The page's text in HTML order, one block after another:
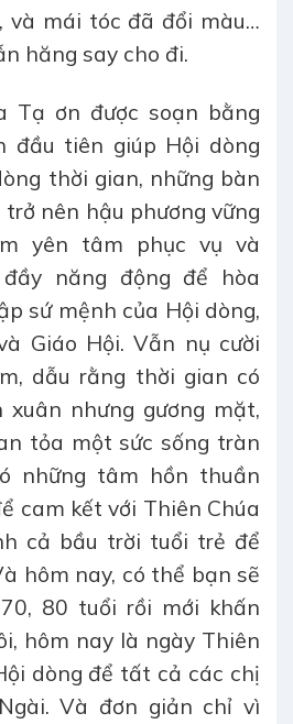
và mái tóc đã đổi màu…
hăng say cho đi.
Tạ ơn được soạn bằng
đầu tiên giúp Hội dòng
thời gian, những bàn
nên hậu phương vững
yên tâm phục vụ và
năng động để hòa
sứ mệnh của Hội dòng,
Giáo Hội. Vẫn nụ cười
dẫu rằng thời gian có
nhưng gương mặt,
tỏa một sức sống tràn
những tâm hồn thuần
cam kết với Thiên Chúa
cả bầu trời tuổi trẻ để
hôm nay, có thể bạn sẽ
80 tuổi rồi mới khấn
hôm nay là ngày Thiên
dòng để tất cả các chị
Và đơn giản chỉ vì